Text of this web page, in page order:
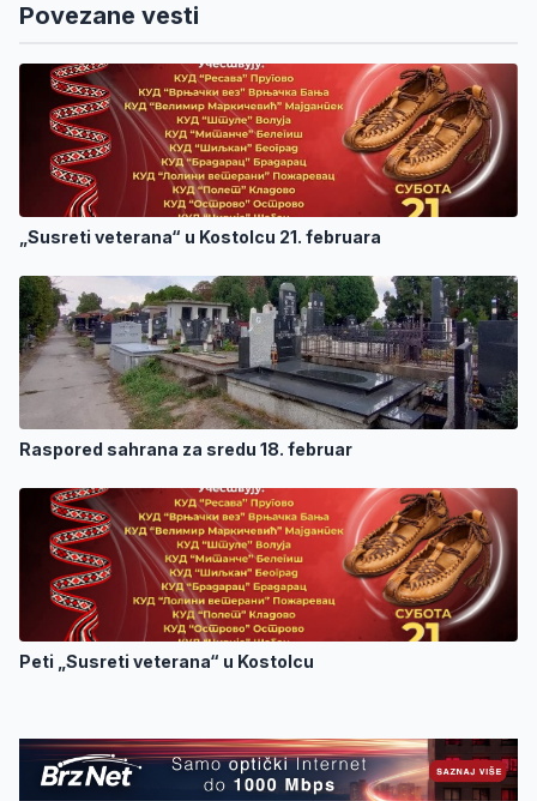
Povezane vesti
„Susreti veterana“ u Kostolcu 21. februara
Raspored sahrana za sredu 18. februar
Peti „Susreti veterana“ u Kostolcu